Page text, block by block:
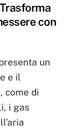
con
un
e il
, come di
i gas